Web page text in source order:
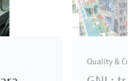
Quality &